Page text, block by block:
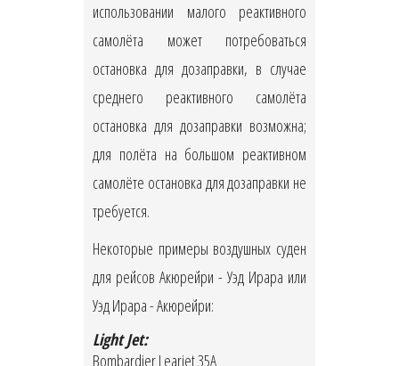
использовании малого реактивного
самолёта может потребоваться
остановка для дозаправки, в случае
среднего реактивного самолёта
остановка для дозаправки возможна;
для полёта на большом реактивном
самолёте остановка для дозаправки не
требуется.
Некоторые примеры воздушных суден
для рейсов Акюрейри - Уэд Ирара или
Уэд Ирара - Акюрейри:
Light Jet:
Bombardier Learjet 35A